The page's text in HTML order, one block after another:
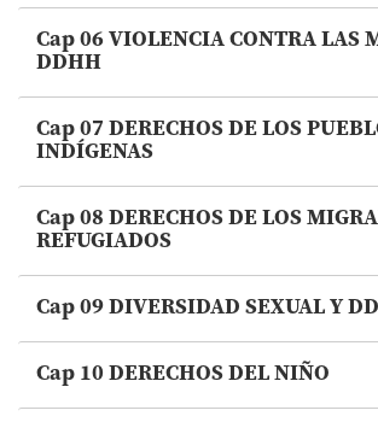
Cap 06 VIOLENCIA CONTRA LAS
DDHH
Cap 07 DERECHOS DE LOS
INDÍGENAS
Cap 08 DERECHOS DE LOS
REFUGIADOS
Cap 09 DIVERSIDAD SEXUAL Y
Cap 10 DERECHOS DEL NIÑO